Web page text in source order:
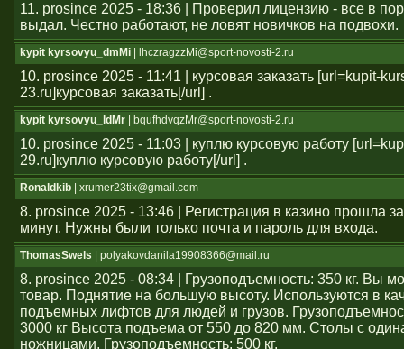
11. prosince 2025 - 18:36 | Проверил лицензию - все в
выдал. Честно работают, не ловят новичков на подвохи.
kypit kyrsovyu_dmMi | lhczragzzMi@sport-novosti-2.ru
10. prosince 2025 - 11:41 | курсовая заказать [url=kupit-
23.ru]курсовая заказать[/url] .
kypit kyrsovyu_ldMr | bqufhdvqzMr@sport-novosti-2.ru
10. prosince 2025 - 11:03 | куплю курсовую работу
29.ru]куплю курсовую работу[/url] .
Ronaldkib | xrumer23tix@gmail.com
8. prosince 2025 - 13:46 | Регистрация в казино прошла
минут. Нужны были только почта и пароль для входа.
ThomasSwels | polyakovdanila19908366@mail.ru
8. prosince 2025 - 08:34 | Грузоподъемность: 350 кг. Вы
товар. Поднятие на большую высоту. Используются в
подъемных лифтов для людей и грузов.
3000 кг Высота подъема от 550 до 820 мм. Столы с
ножницами. Грузоподъемность: 500 кг.